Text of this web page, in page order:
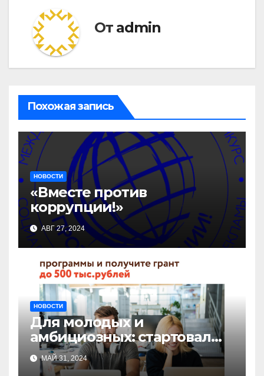
От admin
Похожая запись
НОВОСТИ
«Вместе против
коррупции!»
АВГ 27, 2024
НОВОСТИ
Для молодых и
амбициозных: стартовал
прием заявок на участие в
бизнес-акселераторе «Ты
МАЙ 31, 2024